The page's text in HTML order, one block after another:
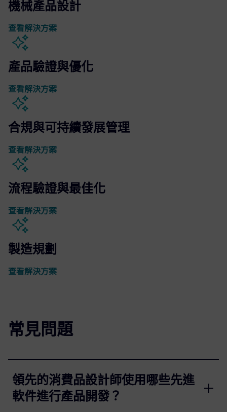
機械產品設計
查看解決方案
產品驗證與優化
查看解決方案
合規與可持續發展管理
查看解決方案
流程驗證與最佳化
查看解決方案
製造規劃
查看解決方案
常見問題
領先的消費品設計師使用哪些先進
軟件進行產品開發？